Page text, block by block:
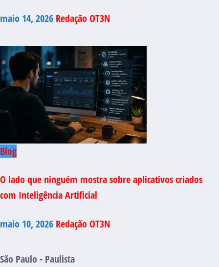
maio 14, 2026 Redação OT3N
Blog
O lado que ninguém mostra sobre aplicativos criados
com Inteligência Artificial
maio 10, 2026 Redação OT3N
São Paulo - Paulista